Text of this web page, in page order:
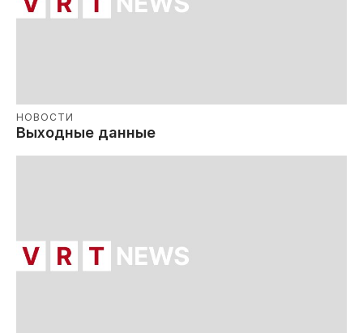
НОВОСТИ
Выходные данные